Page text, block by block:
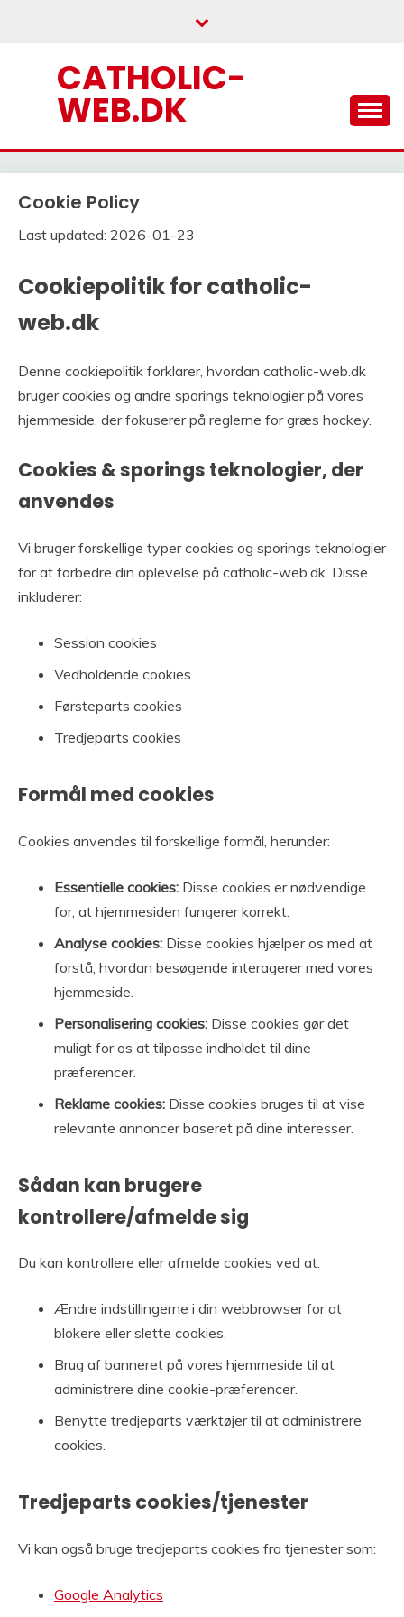
CATHOLIC-
WEB.DK
Cookie Policy
Last updated: 2026-01-23
Cookiepolitik for catholic-
web.dk
Denne cookiepolitik forklarer, hvordan catholic-web.dk
bruger cookies og andre sporings teknologier på vores
hjemmeside, der fokuserer på reglerne for græs hockey.
Cookies & sporings teknologier, der
anvendes
Vi bruger forskellige typer cookies og sporings teknologier
for at forbedre din oplevelse på catholic-web.dk. Disse
inkluderer:
Session cookies
Vedholdende cookies
Førsteparts cookies
Tredjeparts cookies
Formål med cookies
Cookies anvendes til forskellige formål, herunder:
Essentielle cookies: Disse cookies er nødvendige
for, at hjemmesiden fungerer korrekt.
Analyse cookies: Disse cookies hjælper os med at
forstå, hvordan besøgende interagerer med vores
hjemmeside.
Personalisering cookies: Disse cookies gør det
muligt for os at tilpasse indholdet til dine
præferencer.
Reklame cookies: Disse cookies bruges til at vise
relevante annoncer baseret på dine interesser.
Sådan kan brugere
kontrollere/afmelde sig
Du kan kontrollere eller afmelde cookies ved at:
Ændre indstillingerne i din webbrowser for at
blokere eller slette cookies.
Brug af banneret på vores hjemmeside til at
administrere dine cookie-præferencer.
Benytte tredjeparts værktøjer til at administrere
cookies.
Tredjeparts cookies/tjenester
Vi kan også bruge tredjeparts cookies fra tjenester som:
Google Analytics